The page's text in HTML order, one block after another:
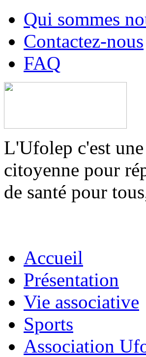
Qui sommes
Contactez-nous
FAQ
L'Ufolep c'est
citoyenne pour
de santé pour
Accueil
Présentation
Vie associative
Sports
Association